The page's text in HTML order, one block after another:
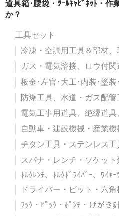
道具箱･腰袋・ﾂｰﾙｷｬﾋﾞﾈｯﾄ・
か？
工具セット
冷凍・空調用工具＆部材
ガス・電気溶接、ロウ付関
板金･左官･大工･内装･塗
防爆工具、水道・ガス配管
電気工事用道具、絶縁道
自動車・建設機械・産業機
チタン工具・ステンレス工
スパナ・レンチ・ソケット
ﾄﾙｸﾚﾝﾁ、ﾄﾙｸﾄﾞﾗｲﾊﾞｰ、ﾜｲﾔｰ
ドライバー・ビット・六
ﾌｯｸ・ﾋﾟｯｸ・ﾎﾟﾝﾁ・けがき